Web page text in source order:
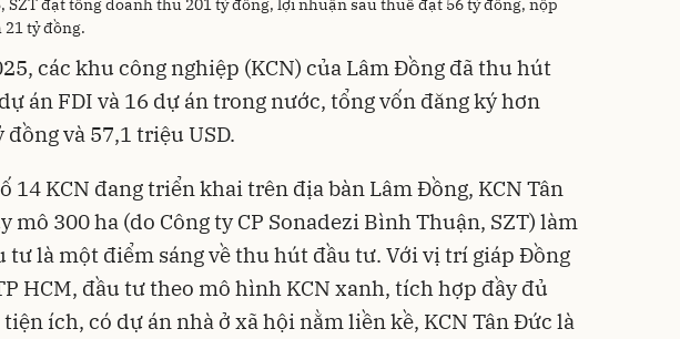
SZT đạt tổng doanh thu 201 tỷ đồng, lợi nhuận sau thuế đạt 56 tỷ đồng, nộp
21 tỷ đồng.
các khu công nghiệp (KCN) của Lâm Đồng đã thu hút
án FDI và 16 dự án trong nước, tổng vốn đăng ký hơn
đồng và 57,1 triệu USD.
14 KCN đang triển khai trên địa bàn Lâm Đồng, KCN Tân
mô 300 ha (do Công ty CP Sonadezi Bình Thuận, SZT) làm
tư là một điểm sáng về thu hút đầu tư. Với vị trí giáp Đồng
HCM, đầu tư theo mô hình KCN xanh, tích hợp đầy đủ
ích, có dự án nhà ở xã hội nằm liền kề, KCN Tân Đức là